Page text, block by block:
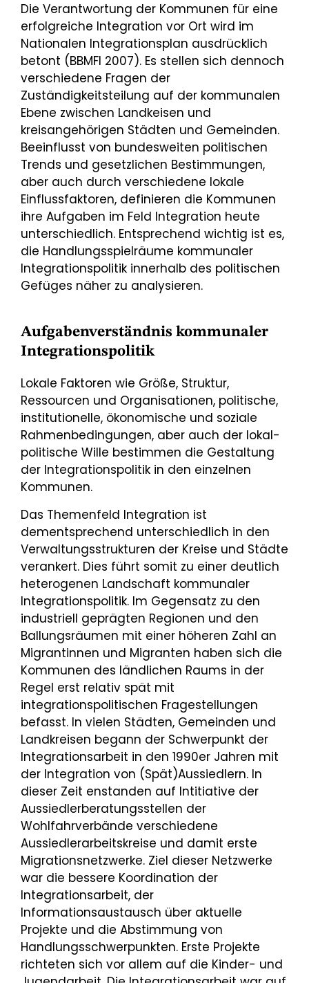
Die Verantwortung der Kommunen für eine
erfolgreiche Integration vor Ort wird im
Nationalen Integrationsplan ausdrücklich
betont (BBMFI 2007). Es stellen sich dennoch
verschiedene Fragen der
Zuständigkeitsteilung auf der kommunalen
Ebene zwischen Landkeisen und
kreisangehörigen Städten und Gemeinden.
Beeinflusst von bundesweiten politischen
Trends und gesetzlichen Bestimmungen,
aber auch durch verschiedene lokale
Einflussfaktoren, definieren die Kommunen
ihre Aufgaben im Feld Integration heute
unterschiedlich. Entsprechend wichtig ist es,
die Handlungsspielräume kommunaler
Integrationspolitik innerhalb des politischen
Gefüges näher zu analysieren.
Aufgabenverständnis kommunaler
Integrationspolitik
Lokale Faktoren wie Größe, Struktur,
Ressourcen und Organisationen, politische,
institutionelle, ökonomische und soziale
Rahmenbedingungen, aber auch der lokal-
politische Wille bestimmen die Gestaltung
der Integrationspolitik in den einzelnen
Kommunen.
Das Themenfeld Integration ist
dementsprechend unterschiedlich in den
Verwaltungsstrukturen der Kreise und Städte
verankert. Dies führt somit zu einer deutlich
heterogenen Landschaft kommunaler
Integrationspolitik. Im Gegensatz zu den
industriell geprägten Regionen und den
Ballungsräumen mit einer höheren Zahl an
Migrantinnen und Migranten haben sich die
Kommunen des ländlichen Raums in der
Regel erst relativ spät mit
integrationspolitischen Fragestellungen
befasst. In vielen Städten, Gemeinden und
Landkreisen begann der Schwerpunkt der
Integrationsarbeit in den 1990er Jahren mit
der Integration von (Spät)Aussiedlern. In
dieser Zeit enstanden auf Intitiative der
Aussiedlerberatungsstellen der
Wohlfahrverbände verschiedene
Aussiedlerarbeitskreise und damit erste
Migrationsnetzwerke. Ziel dieser Netzwerke
war die bessere Koordination der
Integrationsarbeit, der
Informationsaustausch über aktuelle
Projekte und die Abstimmung von
Handlungsschwerpunkten. Erste Projekte
richteten sich vor allem auf die Kinder- und